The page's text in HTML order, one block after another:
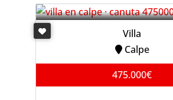
Villa
Calpe
475.000€